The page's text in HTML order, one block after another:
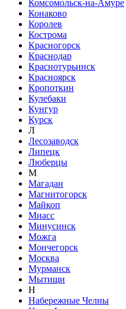
Комсомольск-на-Амуре
Конаково
Королев
Кострома
Красногорск
Краснодар
Краснотурьинск
Красноярск
Кропоткин
Кулебаки
Кунгур
Курск
Л
Лесозаводск
Липецк
Люберцы
М
Магадан
Магнитогорск
Майкоп
Миасс
Минусинск
Можга
Мончегорск
Москва
Мурманск
Мытищи
Н
Набережные Челны